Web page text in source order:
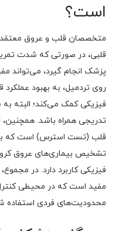
است؟
متخصصان قلب و عروق
قلبی، در صورتی که شدت
پزشک انجام گیرد، می‌تواند
روی تردمیل، به بهبود
فیزیکی کمک می‌کند؛ البته
تدریجی همراه باشد.
قلب (تست استرس) است که
تشخیص بیماری‌های عروق
فیزیکی کاربرد دارد. در
مفید است که در محیطی
محدودیت‌های فردی استفاده